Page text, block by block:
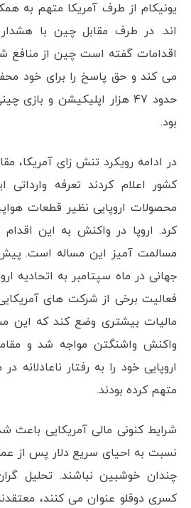
یونیکام از طرف آمریکا متهم به
اند. در طرف مقابل چین با
اقدامات گفته است چین از
می کند و حق پاسخ را برای خود
حدود ۴۷ هزار اپلیکیشن و
بود.
در ادامه رویکرد تنش زای آمریکا،
کشور اعلام کردند تعرفه
محصولات اروپایی نظیر قطعات
کرد. اروپا در واکنش به این
مسالمت آمیز این مساله است.
جهانی در ماه سپتامبر به اتحادیه
فعالیت برخی از شرکت های
مالیات بیشتری وضع کند که این
واکنش واشنگتن مواجه شد و
اروپایی خود را به رفتار ناعادلانه
متهم کرده بودند.
شرایط کنونی مالی آمریکایی باعث
چندان خوشبین نباشند. تحلیل
کسری دوقلو عنوان می کنند،